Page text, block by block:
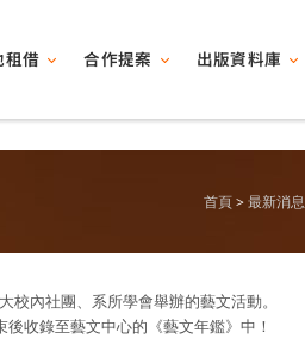
租借 合作提案 出版資料庫
首頁 最新消息
內社團、系所學會舉辦的藝文活動。
收錄至藝文中心的《藝文年鑑》中！